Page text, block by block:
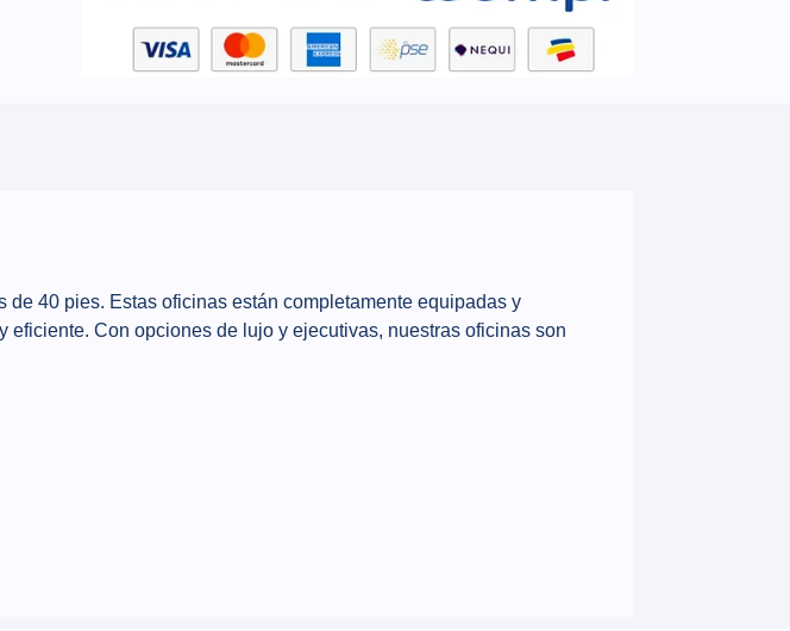
40 pies. Estas oficinas están completamente equipadas y
Con opciones de lujo y ejecutivas, nuestras oficinas son